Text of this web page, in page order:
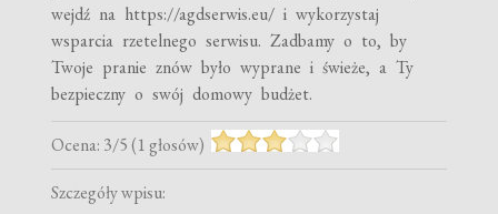
wejdź na https://agdserwis.eu/ i wykorzystaj
wsparcia rzetelnego serwisu. Zadbamy o to, by
Twoje pranie znów było wyprane i świeże, a Ty
bezpieczny o swój domowy budżet.
Ocena: 3/5(1głosów)
Szczegóły wpisu: